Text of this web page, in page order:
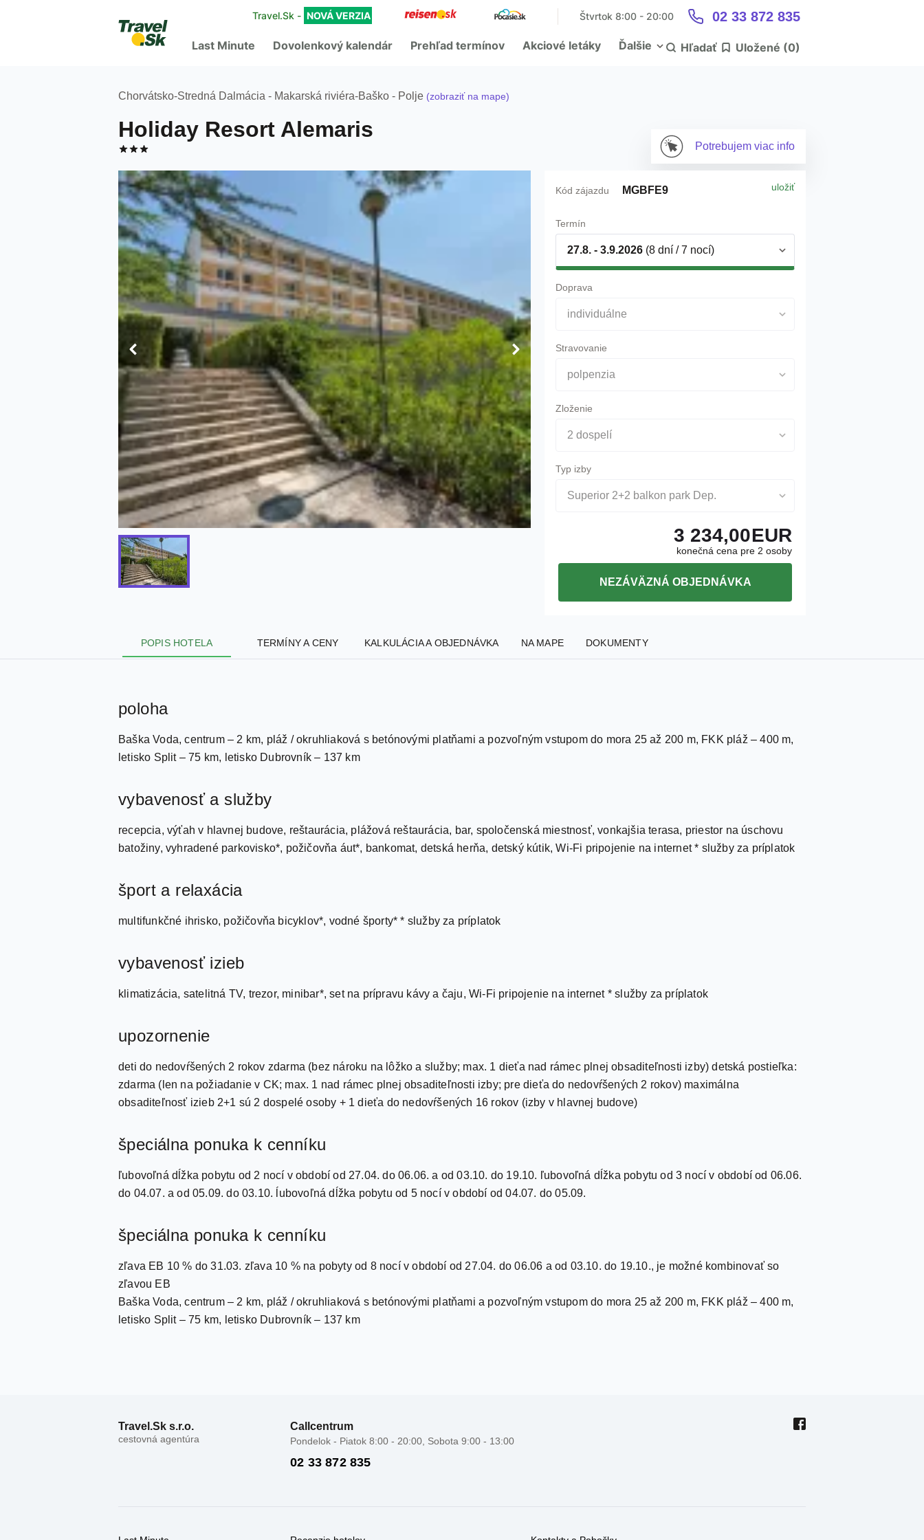
Last Minute Dovolenkový kalendár Prehľad termínov Akciové letáky Ďalšie
Štvrtok 8:00 - 20:00 02 33 872 835
Travel.Sk - NOVÁ VERZIA
Hľadať Uložené (0)
Chorvátsko-Stredná Dalmácia - Makarská riviéra-Baško - Polje (zobraziť na mape)
Holiday Resort Alemaris
Potrebujem viac info
uložiť
Kód zájazdu MGBFE9
Termín
27.8. - 3.9.2026 (8 dní / 7 nocí)
Doprava
individuálne
Stravovanie
polpenzia
Zloženie
2 dospelí
Typ izby
Superior 2+2 balkon park Dep.
konečná cena pre 2 osoby
3 234,00EUR
NEZÁVÄZNÁ OBJEDNÁVKA
POPIS HOTELA TERMÍNY A CENY KALKULÁCIA A OBJEDNÁVKA NA MAPE DOKUMENTY
poloha
Baška Voda, centrum – 2 km, pláž / okruhliaková s betónovými platňami a pozvoľným vstupom do mora 25 až 200 m, FKK pláž – 400 m,
letisko Split – 75 km, letisko Dubrovník – 137 km
vybavenosť a služby
recepcia, výťah v hlavnej budove, reštaurácia, plážová reštaurácia, bar, spoločenská miestnosť, vonkajšia terasa, priestor na úschovu
batožiny, vyhradené parkovisko*, požičovňa áut*, bankomat, detská herňa, detský kútik, Wi-Fi pripojenie na internet * služby za príplatok
šport a relaxácia
multifunkčné ihrisko, požičovňa bicyklov*, vodné športy* * služby za príplatok
vybavenosť izieb
klimatizácia, satelitná TV, trezor, minibar*, set na prípravu kávy a čaju, Wi-Fi pripojenie na internet * služby za príplatok
upozornenie
deti do nedovŕšených 2 rokov zdarma (bez nároku na lôžko a služby; max. 1 dieťa nad rámec plnej obsaditeľnosti izby) detská postieľka:
zdarma (len na požiadanie v CK; max. 1 nad rámec plnej obsaditeľnosti izby; pre dieťa do nedovŕšených 2 rokov) maximálna
obsaditeľnosť izieb 2+1 sú 2 dospelé osoby + 1 dieťa do nedovŕšených 16 rokov (izby v hlavnej budove)
špeciálna ponuka k cenníku
ľubovoľná dĺžka pobytu od 2 nocí v období od 27.04. do 06.06. a od 03.10. do 19.10. ľubovoľná dĺžka pobytu od 3 nocí v období od 06.06.
do 04.07. a od 05.09. do 03.10. ĺubovoľná dĺžka pobytu od 5 nocí v období od 04.07. do 05.09.
špeciálna ponuka k cenníku
zľava EB 10 % do 31.03. zľava 10 % na pobyty od 8 nocí v období od 27.04. do 06.06 a od 03.10. do 19.10., je možné kombinovať so
zľavou EB
Baška Voda, centrum – 2 km, pláž / okruhliaková s betónovými platňami a pozvoľným vstupom do mora 25 až 200 m, FKK pláž – 400 m,
letisko Split – 75 km, letisko Dubrovník – 137 km
Travel.Sk s.r.o.
cestovná agentúra
Callcentrum
Pondelok - Piatok 8:00 - 20:00, Sobota 9:00 - 13:00
02 33 872 835